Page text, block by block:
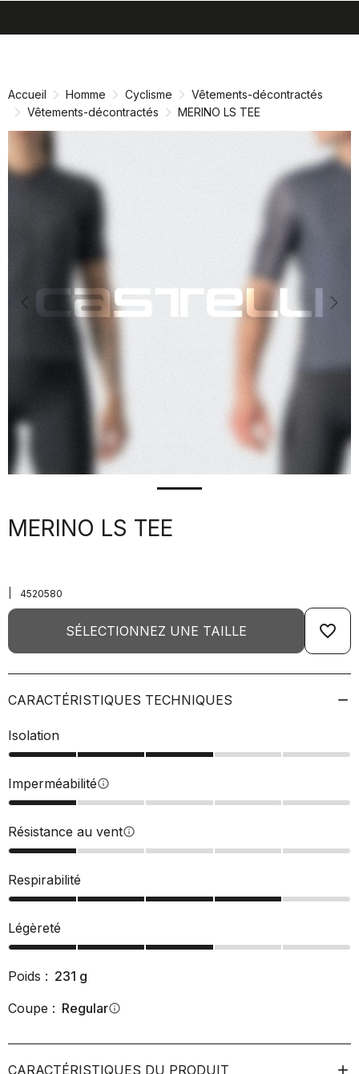
directement
navigation
directement
Accueil Homme Cyclisme
Vêtements-décontractés
Vêtements-décontractés
MERINO LS TEE
Previous
MERINO LS TEE
4520580
SÉLECTIONNEZ UNE TAILLE favorite_border
CARACTÉRISTIQUES TECHNIQUES
Isolation
Imperméabilitéinfo
Résistance au ventinfo
Respirabilité
Légèreté
Poids : 231 g
Coupe : Regularinfo
CARACTÉRISTIQUES DU PRODUIT